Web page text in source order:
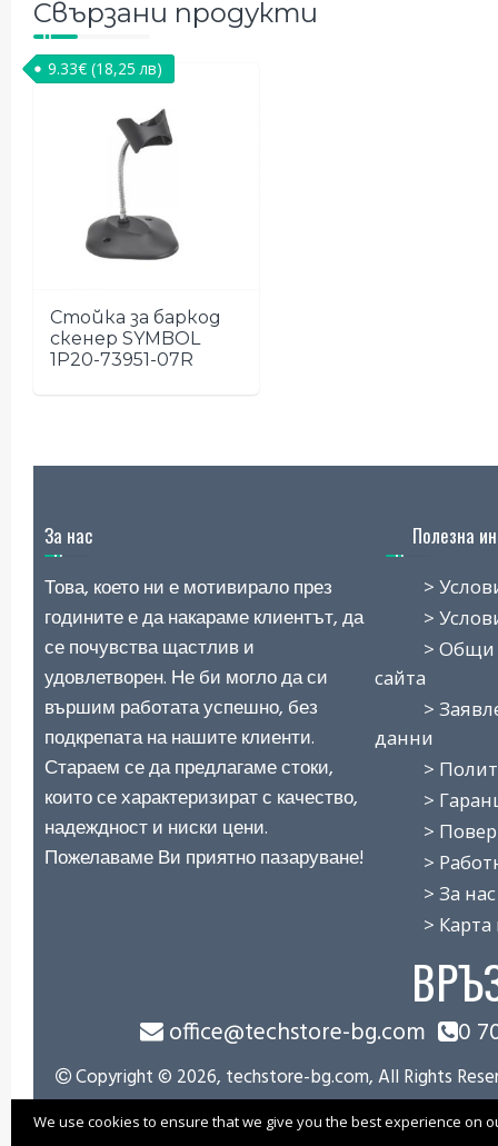
Свързани продукти
Стойка за баркод
скенер SYMBOL
1P20-73951-07R
9.33€ (18,25 лв)
За нас
Това, което ни е мотивирало през
годините е да накараме клиентът, да
се почувства щастлив и
удовлетворен. Не би могло да си
вършим работата успешно, без
подкрепата на нашите клиенти.
Стараем се да предлагаме стоки,
които се характеризират с качество,
надеждност и ниски цени.
Пожелаваме Ви приятно пазаруване!
Полезна
>
> Условия
> Общи
сайта
>
данни
>
>
>
>
> За нас
> Карта
office@techstore-bg.com 0
Copyright © 2026, techstore-bg.com, All Rights
We use cookies to ensure that we give you the best experience on